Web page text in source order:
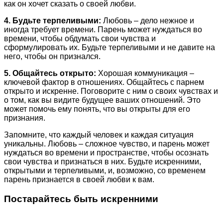
как он хочет сказать о своей любви.
4. Будьте терпеливыми: Любовь – дело нежное и
иногда требует времени. Парень может нуждаться во
времени, чтобы обдумать свои чувства и
сформулировать их. Будьте терпеливыми и не давите на
него, чтобы он признался.
5. Общайтесь открыто: Хорошая коммуникация –
ключевой фактор в отношениях. Общайтесь с парнем
открыто и искренне. Поговорите с ним о своих чувствах и
о том, как вы видите будущее ваших отношений. Это
может помочь ему понять, что вы открыты для его
признания.
Запомните, что каждый человек и каждая ситуация
уникальны. Любовь – сложное чувство, и парень может
нуждаться во времени и пространстве, чтобы осознать
свои чувства и признаться в них. Будьте искренними,
открытыми и терпеливыми, и, возможно, со временем
парень признается в своей любви к вам.
Постарайтесь быть искренними